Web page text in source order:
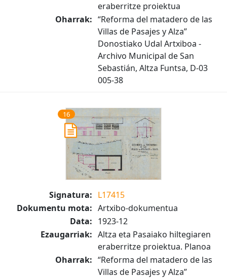
eraberritze proiektua
Oharrak: “Reforma del matadero de las
Villas de Pasajes y Alza”
Donostiako Udal Artxiboa -
Archivo Municipal de San
Sebastián, Altza Funtsa, D-03
005-38
16
Signatura: L17415
Dokumentu mota: Artxibo-dokumentua
Data: 1923-12
Ezaugarriak: Altza eta Pasaiako hiltegiaren
eraberritze proiektua. Planoa
Oharrak: “Reforma del matadero de las
Villas de Pasajes y Alza”